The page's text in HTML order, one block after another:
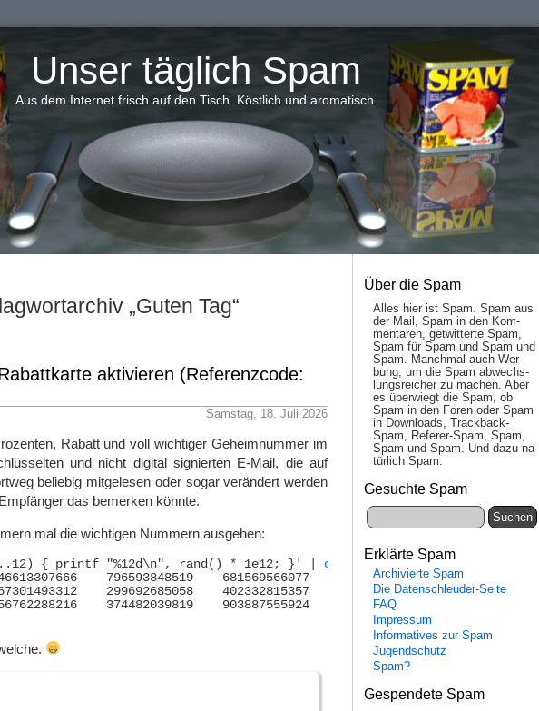
Unser täglich Spam
Aus dem Internet frisch auf den Tisch. Köstlich und aromatisch.
„Guten Tag“
aktivieren (Referenzcode:
Samstag, 18. Juli 2026
Rabatt und voll wichtiger Geheimnummer im
und nicht digital signierten E-Mail, die auf
beliebig mitgelesen oder sogar verändert werden
das bemerken könnte.
mal die wichtigen Nummern ausgehen:
{ printf "%12d\n", rand() * 1e12; }' | column -c 70
Über die Spam
Alles hier ist Spam. Spam aus
der Mail, Spam in den Kom­
men­taren, ge­twit­ter­te Spam,
Spam für Spam und Spam und
Spam. Manch­mal auch Wer­
bung, um die Spam ab­wechs­
lungs­reich­er zu mach­en. Aber
es über­wiegt die Spam, ob
Spam in den Fo­ren oder Spam
in Down­loads, Track­back-
Spam, Re­fe­rer-Spam, Spam,
Spam und Spam. Und da­zu na­
tür­lich Spam.
Gesuchte Spam
Erklärte Spam
Archivierte Spam
Die Datenschleuder-Seite
FAQ
Impressum
Informatives zur Spam
Jugendschutz
Spam?
Gespendete Spam